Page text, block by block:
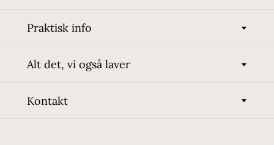
Praktisk info
Alt det, vi også laver
Kontakt